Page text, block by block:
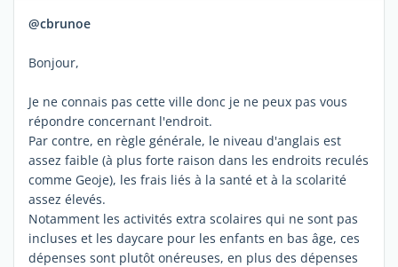
@cbrunoe
Bonjour,
Je ne connais pas cette ville donc je ne peux pas vous
répondre concernant l'endroit.
Par contre, en règle générale, le niveau d'anglais est
assez faible (à plus forte raison dans les endroits reculés
comme Geoje), les frais liés à la santé et à la scolarité
assez élevés.
Notamment les activités extra scolaires qui ne sont pas
incluses et les daycare pour les enfants en bas âge, ces
dépenses sont plutôt onéreuses, en plus des dépenses